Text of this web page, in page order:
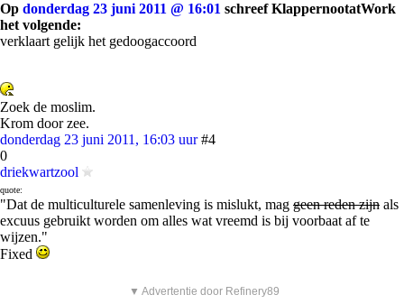
Op donderdag 23 juni 2011 @ 16:01 schreef KlappernootatWork
het volgende:
verklaart gelijk het gedoogaccoord
Zoek de moslim.
Krom door zee.
donderdag 23 juni 2011, 16:03 uur #4
0
driekwartzool
quote:
"Dat de multiculturele samenleving is mislukt, mag geen reden zijn als
excuus gebruikt worden om alles wat vreemd is bij voorbaat af te
wijzen."
Fixed
▼ Advertentie door Refinery89